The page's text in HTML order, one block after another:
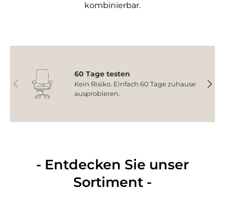
kombinierbar.
Vorherige
60 Tage testen
Kein Risiko. Einfach 60 Tage zuhause
ausprobieren.
- Entdecken Sie unser
Sortiment -